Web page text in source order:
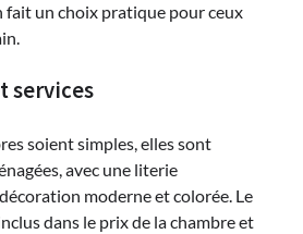
fait un choix pratique pour ceux
services
soient simples, elles sont
avec une literie
moderne et colorée. Le
dans le prix de la chambre et